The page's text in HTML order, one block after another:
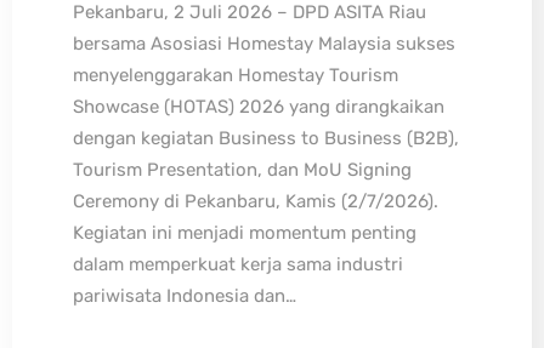
Pekanbaru, 2 Juli 2026 – DPD ASITA Riau
bersama Asosiasi Homestay Malaysia sukses
menyelenggarakan Homestay Tourism
Showcase (HOTAS) 2026 yang dirangkaikan
dengan kegiatan Business to Business (B2B),
Tourism Presentation, dan MoU Signing
Ceremony di Pekanbaru, Kamis (2/7/2026).
Kegiatan ini menjadi momentum penting
dalam memperkuat kerja sama industri
pariwisata Indonesia dan…